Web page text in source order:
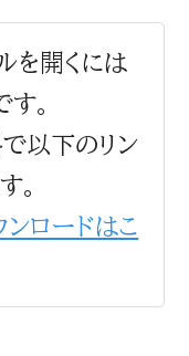
を開くには
。
以下のリン
。
ロードはこ